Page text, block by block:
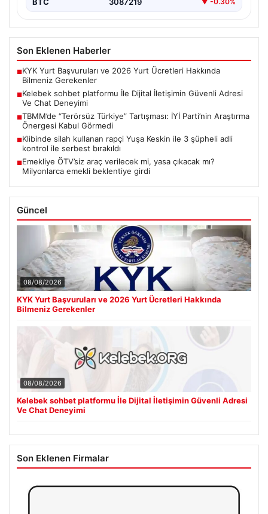
Son Eklenen Haberler
■KYK Yurt Başvuruları ve 2026 Yurt Ücretleri Hakkında
Bilmeniz Gerekenler
■Kelebek sohbet platformu İle Dijital İletişimin Güvenli Adresi
Ve Chat Deneyimi
■TBMM’de “Terörsüz Türkiye” Tartışması: İYİ Parti’nin Araştırma
Önergesi Kabul Görmedi
■Klibinde silah kullanan rapçi Yuşa Keskin ile 3 şüpheli adli
kontrol ile serbest bırakıldı
■Emekliye ÖTV’siz araç verilecek mi, yasa çıkacak mı?
Milyonlarca emekli beklentiye girdi
Güncel
08/08/2026
KYK Yurt Başvuruları ve 2026 Yurt Ücretleri Hakkında
Bilmeniz Gerekenler
08/08/2026
Kelebek sohbet platformu İle Dijital İletişimin Güvenli Adresi
Ve Chat Deneyimi
Son Eklenen Firmalar